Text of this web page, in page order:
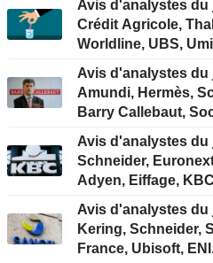
Avis d'analystes du
Crédit Agricole,
Worldline, UBS,
Avis d'analystes
Amundi, Hermès,
Barry Callebaut,
Avis d'analystes du
Schneider,
Adyen, Eiffage,
Avis d'analystes du
Kering, Schneider,
France, Ubisoft,